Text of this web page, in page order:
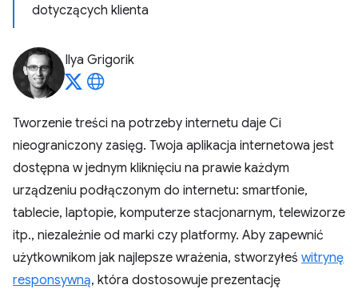
dotyczących klienta
Ilya Grigorik
Tworzenie treści na potrzeby internetu daje Ci
nieograniczony zasięg. Twoja aplikacja internetowa jest
dostępna w jednym kliknięciu na prawie każdym
urządzeniu podłączonym do internetu: smartfonie,
tablecie, laptopie, komputerze stacjonarnym, telewizorze
itp., niezależnie od marki czy platformy. Aby zapewnić
użytkownikom jak najlepsze wrażenia, stworzyłeś witrynę
responsywną, która dostosowuje prezentację